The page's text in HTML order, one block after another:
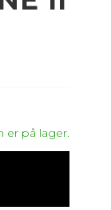
er på lager.